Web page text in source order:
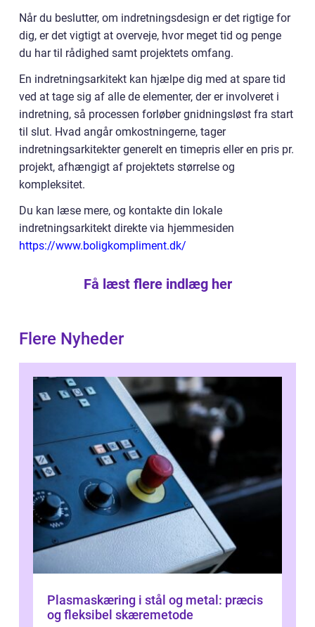
Når du beslutter, om indretningsdesign er det rigtige for
dig, er det vigtigt at overveje, hvor meget tid og penge
du har til rådighed samt projektets omfang.
En indretningsarkitekt kan hjælpe dig med at spare tid
ved at tage sig af alle de elementer, der er involveret i
indretning, så processen forløber gnidningsløst fra start
til slut. Hvad angår omkostningerne, tager
indretningsarkitekter generelt en timepris eller en pris pr.
projekt, afhængigt af projektets størrelse og
kompleksitet.
Du kan læse mere, og kontakte din lokale
indretningsarkitekt direkte via hjemmesiden
https://www.boligkompliment.dk/
Få læst flere indlæg her
Flere Nyheder
Plasmaskæring i stål og metal: præcis
og fleksibel skæremetode